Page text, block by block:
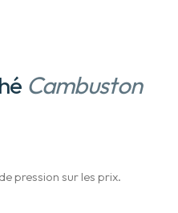
Cambuston
pression sur les prix.